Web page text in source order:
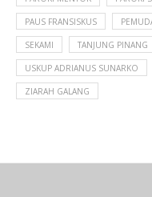
PAUS FRANSISKUS
SEKAMI TANJUNG PINANG
USKUP ADRIANUS SUNARKO
ZIARAH GALANG